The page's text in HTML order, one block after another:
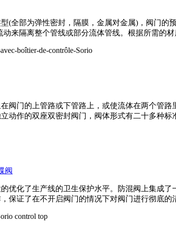
(全部为弹性密封，隔膜，金属对金属)，阀门的
来隔离整个管线或部分流体管线。根据所需的
阀门的上管路或下管路上，或使流体在两个管
动作的双座双密封阀门，阀体形式有二十多种
阀
优化了生产线的卫生保护水平。防混阀上集成
保证了在不开启阀门的情况下对阀门进行彻底的